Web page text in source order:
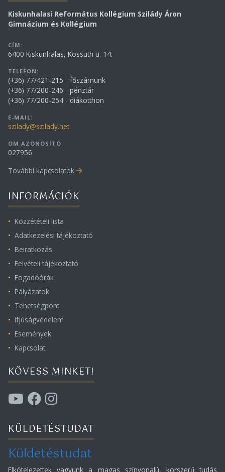
Kiskunhalasi Református Kollégium Szilády Áron
Gimnázium és Kollégium
CÍM:
6400 Kiskunhalas, Kossuth u. 14.
TELEFON:
(+36) 77/421-215 - főszámunk
(+36) 77/200-246 - pénztár
(+36) 77/200-254 - diákotthon
E-MAIL:
szilady@szilady.net
OM AZONOSÍTÓ
027956
További kapcsolatok
INFORMÁCIÓK
Közzétételi lista
Adatkezelési tájékoztató
Beiratkozás
Felvételi tájékoztató
Fogadóórák
Pályázatok
Tehetségpont
Ifjúságvédelem
Események
Kapcsolat
KÖVESS MINKET!
KÜLDETÉSTUDAT
Küldetéstudat
Elkötelezettek vagyunk a magas színvonalú, korszerű tudás